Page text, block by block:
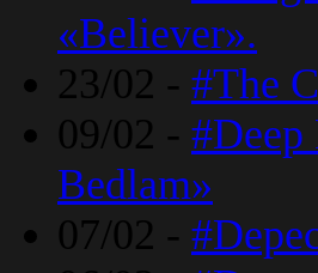
«Believer».
23/02 - #The
09/02 -
Bedlam»
07/02 -